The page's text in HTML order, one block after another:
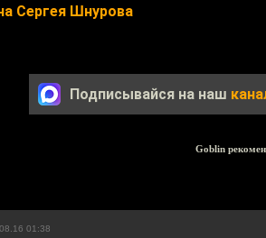
Сергея Шнурова
Подписывайся на наш
Goblin
01:38